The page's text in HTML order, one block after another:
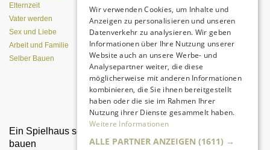
Elternzeit
Vater werden
Sex und Liebe
Arbeit und Familie
Selber Bauen
Da sind Kinder mit Begeisterung
dabei.
Ein Spielhaus selber
bauen
steigen lassen
Wir verwenden Cookies, um Inhalte und
Anzeigen zu personalisieren und unseren
Datenverkehr zu analysieren. Wir geben
Informationen über Ihre Nutzung unserer
Website auch an unsere Werbe- und
Analysepartner weiter, die diese
möglicherweise mit anderen Informationen
kombinieren, die Sie ihnen bereitgestellt
haben oder die sie im Rahmen Ihrer
Nutzung ihrer Dienste gesammelt haben.
Weitere Informationen
ALLE PARTNER ANZEIGEN (1611) →